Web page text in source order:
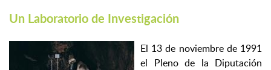
Un Laboratorio de Investigación
El 13 de noviembre de 1991
el Pleno de la Diputación